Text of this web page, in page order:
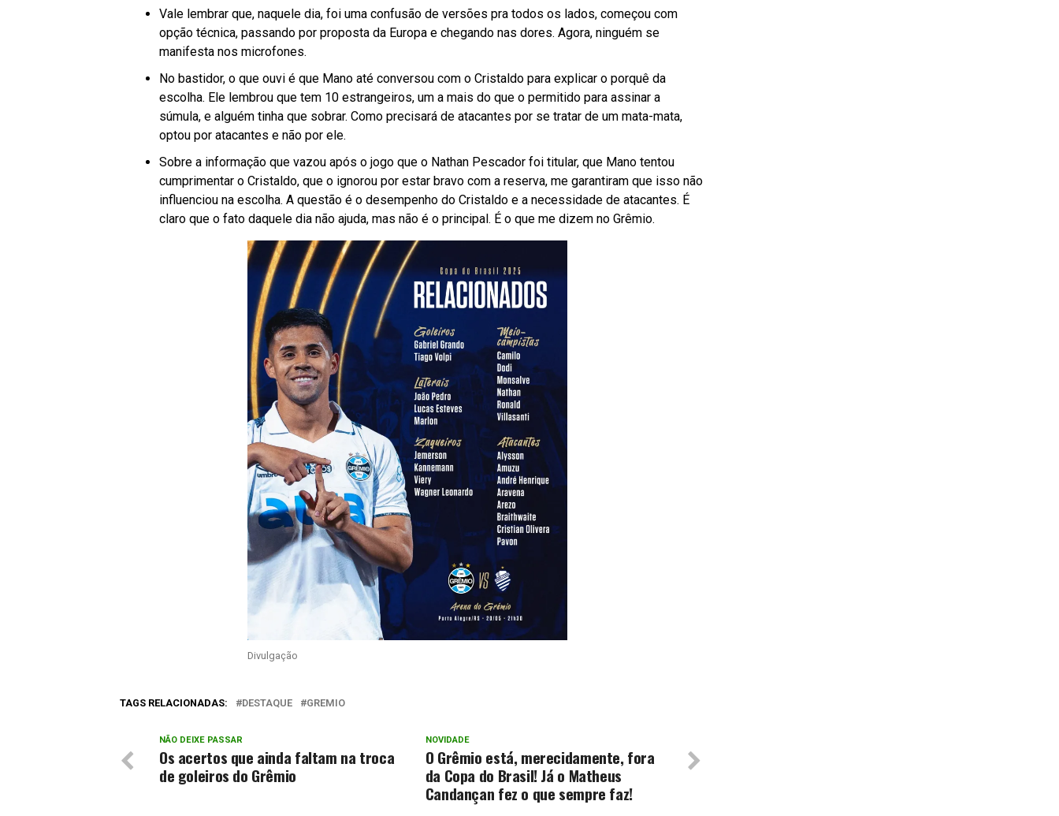
Vale lembrar que, naquele dia, foi uma confusão de versões pra todos os lados, começou com
opção técnica, passando por proposta da Europa e chegando nas dores. Agora, ninguém se
manifesta nos microfones.
No bastidor, o que ouvi é que Mano até conversou com o Cristaldo para explicar o porquê da
escolha. Ele lembrou que tem 10 estrangeiros, um a mais do que o permitido para assinar a
súmula, e alguém tinha que sobrar. Como precisará de atacantes por se tratar de um mata-mata,
optou por atacantes e não por ele.
Sobre a informação que vazou após o jogo que o Nathan Pescador foi titular, que Mano tentou
cumprimentar o Cristaldo, que o ignorou por estar bravo com a reserva, me garantiram que isso não
influenciou na escolha. A questão é o desempenho do Cristaldo e a necessidade de atacantes. É
claro que o fato daquele dia não ajuda, mas não é o principal. É o que me dizem no Grêmio.
Divulgação
TAGS RELACIONADAS: DESTAQUE GREMIO
NOVIDADE
O Grêmio está, merecidamente, fora
da Copa do Brasil! Já o Matheus
Candançan fez o que sempre faz!
NÃO DEIXE PASSAR
Os acertos que ainda faltam na troca
de goleiros do Grêmio